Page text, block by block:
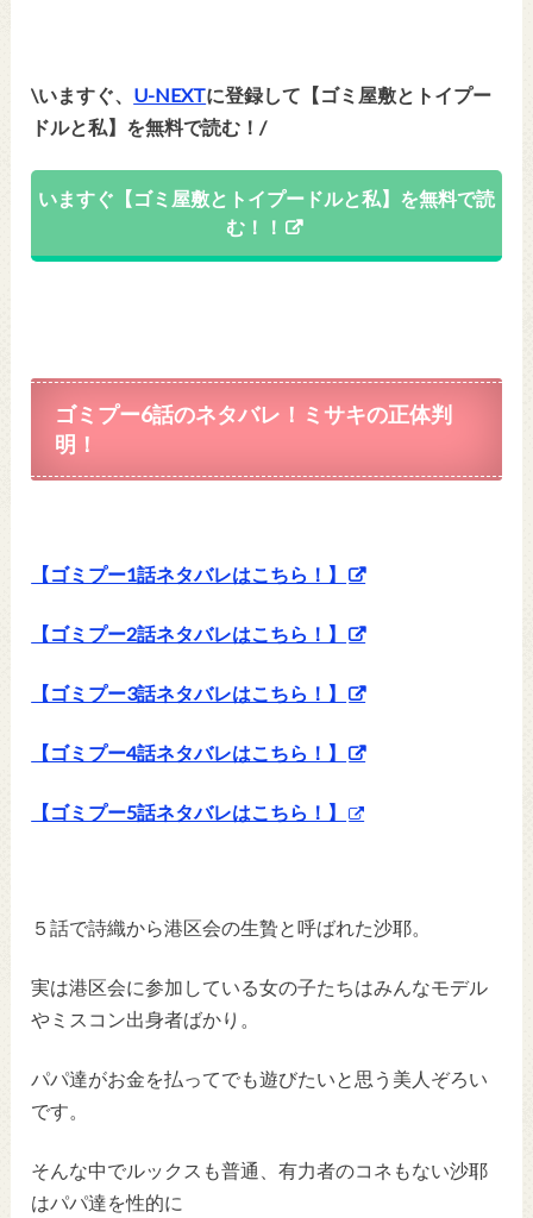
\いますぐ、 U-NEXTに登録して【ゴミ屋敷とトイプー
ドルと私】を無料で読む！/
いますぐ【ゴミ屋敷とトイプードルと私】を無料で読
む！！
ゴミプー6話のネタバレ！ミサキの正体判
明！
【ゴミプー1話ネタバレはこちら！】
【ゴミプー2話ネタバレはこちら！】
【ゴミプー3話ネタバレはこちら！】
【ゴミプー4話ネタバレはこちら！】
【ゴミプー5話ネタバレはこちら！】
５話で詩織から港区会の生贄と呼ばれた沙耶。
実は港区会に参加している女の子たちはみんなモデル
やミスコン出身者ばかり。
パパ達がお金を払ってでも遊びたいと思う美人ぞろい
です。
そんな中でルックスも普通、有力者のコネもない沙耶
はパパ達を性的に